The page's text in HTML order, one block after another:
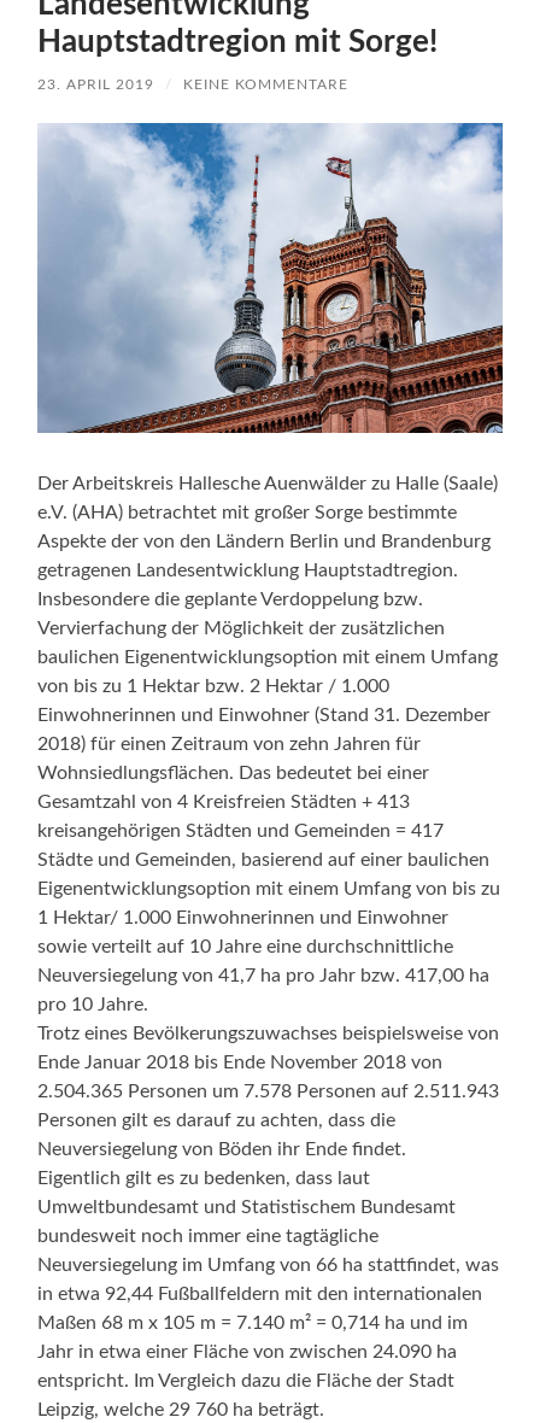
Hauptstadtregion mit Sorge!
23. APRIL 2019 / KEINE KOMMENTARE
Der Arbeitskreis Hallesche Auenwälder zu Halle (Saale)
e.V. (AHA) betrachtet mit großer Sorge bestimmte
Aspekte der von den Ländern Berlin und Brandenburg
getragenen Landesentwicklung Hauptstadtregion.
Insbesondere die geplante Verdoppelung bzw.
Vervierfachung der Möglichkeit der zusätzlichen
baulichen Eigenentwicklungsoption mit einem Umfang
von bis zu 1 Hektar bzw. 2 Hektar / 1.000
Einwohnerinnen und Einwohner (Stand 31. Dezember
2018) für einen Zeitraum von zehn Jahren für
Wohnsiedlungsflächen. Das bedeutet bei einer
Gesamtzahl von 4 Kreisfreien Städten + 413
kreisangehörigen Städten und Gemeinden = 417
Städte und Gemeinden, basierend auf einer baulichen
Eigenentwicklungsoption mit einem Umfang von bis zu
1 Hektar/ 1.000 Einwohnerinnen und Einwohner
sowie verteilt auf 10 Jahre eine durchschnittliche
Neuversiegelung von 41,7 ha pro Jahr bzw. 417,00 ha
pro 10 Jahre.
Trotz eines Bevölkerungszuwachses beispielsweise von
Ende Januar 2018 bis Ende November 2018 von
2.504.365 Personen um 7.578 Personen auf 2.511.943
Personen gilt es darauf zu achten, dass die
Neuversiegelung von Böden ihr Ende findet.
Eigentlich gilt es zu bedenken, dass laut
Umweltbundesamt und Statistischem Bundesamt
bundesweit noch immer eine tagtägliche
Neuversiegelung im Umfang von 66 ha stattfindet, was
in etwa 92,44 Fußballfeldern mit den internationalen
Maßen 68 m x 105 m = 7.140 m² = 0,714 ha und im
Jahr in etwa einer Fläche von zwischen 24.090 ha
entspricht. Im Vergleich dazu die Fläche der Stadt
Leipzig, welche 29 760 ha beträgt.